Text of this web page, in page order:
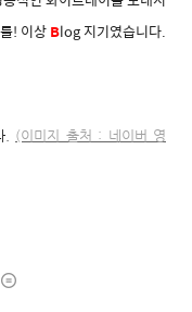
! 이상Blog 지기였습니다.
. (이미지 출처 : 네이버 영